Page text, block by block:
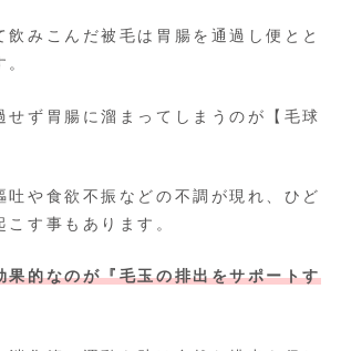
飲みこんだ被毛は胃腸を通過し便とと
せず胃腸に溜まってしまうのが【毛球
吐や食欲不振などの不調が現れ、ひど
す事もあります。
果的なのが『毛玉の排出をサポートす